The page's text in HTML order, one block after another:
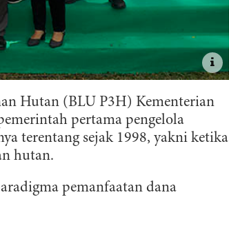
Hutan (BLU P3H) Kementerian
pertama pengelola
terentang sejak 1998, yakni ketika
hutan.
pemanfaatan dana